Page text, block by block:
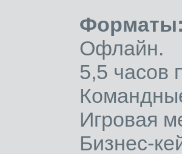
Офлайн.
5,5 часов
Игровая
Бизнес-